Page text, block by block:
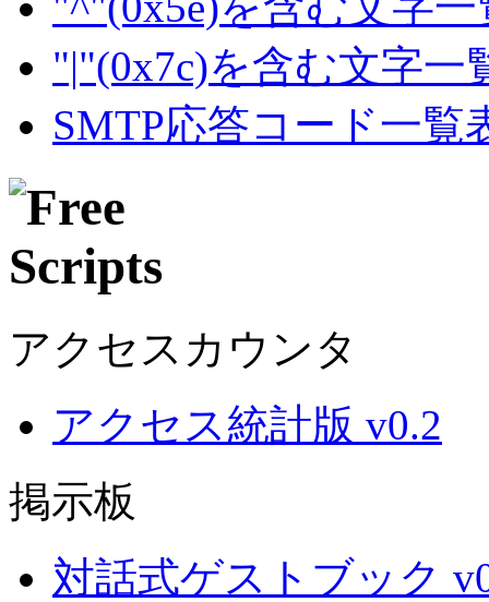
"|"(0x7c)を含む文字一
SMTP応答コード一覧
アクセスカウンタ
アクセス統計版 v0.2
掲示板
対話式ゲストブック